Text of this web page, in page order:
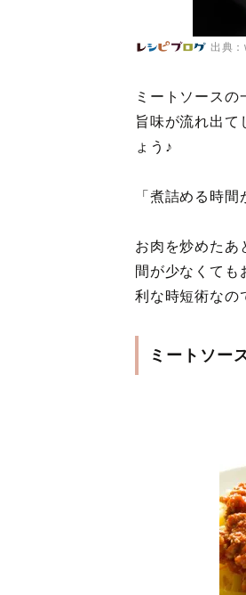
出典
ミートソース
旨味が流れ出て
ょう♪
「煮詰める時
お肉を炒めたあ
間が少なくても
利な時短術なの
ミートソー